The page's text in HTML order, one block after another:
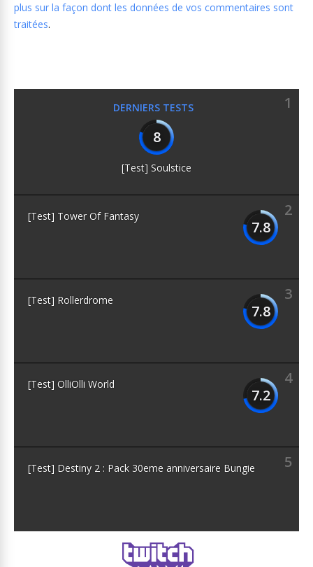
plus sur la façon dont les données de vos commentaires sont
traitées.
DERNIERS TESTS
1
8
[Test] Soulstice
2
7.8
[Test] Tower Of Fantasy
3
7.8
[Test] Rollerdrome
4
7.2
[Test] OlliOlli World
5
[Test] Destiny 2 : Pack 30eme anniversaire Bungie